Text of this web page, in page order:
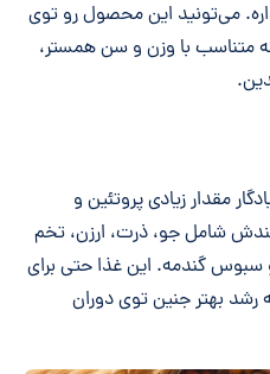
می‌تونید این محصول رو توی
متناسب با وزن و سن همستر،
مقدار زیادی پروتئین و
شامل جو، ذرت، ارزن، تخم
سبوس گندمه. این غذا حتی برای
رشد بهتر جنین توی دوران